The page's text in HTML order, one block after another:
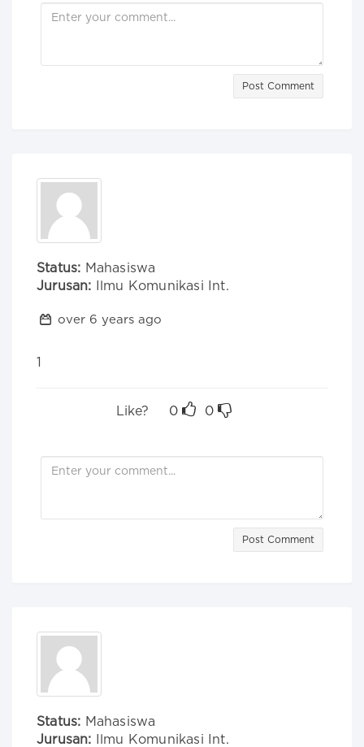
Post Comment
Status: Mahasiswa
Jurusan: Ilmu Komunikasi Int.
over 6 years ago
1
Like? 0 0
Post Comment
Status: Mahasiswa
Jurusan: Ilmu Komunikasi Int.